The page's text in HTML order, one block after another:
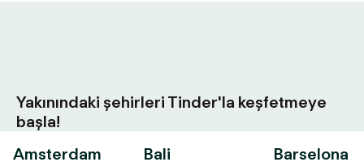
Yakınındaki şehirleri Tinder'la keşfetmeye
başla!
Amsterdam
Bali Barselona